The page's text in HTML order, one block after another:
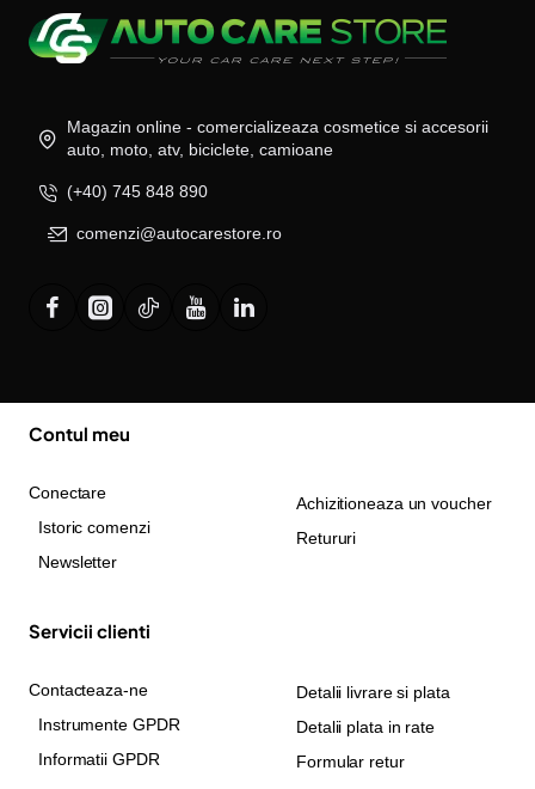
Magazin online - comercializeaza cosmetice si accesorii
auto, moto, atv, biciclete, camioane
(+40) 745 848 890
comenzi@autocarestore.ro
Contul meu
Conectare
Istoric comenzi
Newsletter
Achizitioneaza un voucher
Retururi
Servicii clienti
Contacteaza-ne
Instrumente GPDR
Informatii GPDR
Detalii livrare si plata
Detalii plata in rate
Formular retur